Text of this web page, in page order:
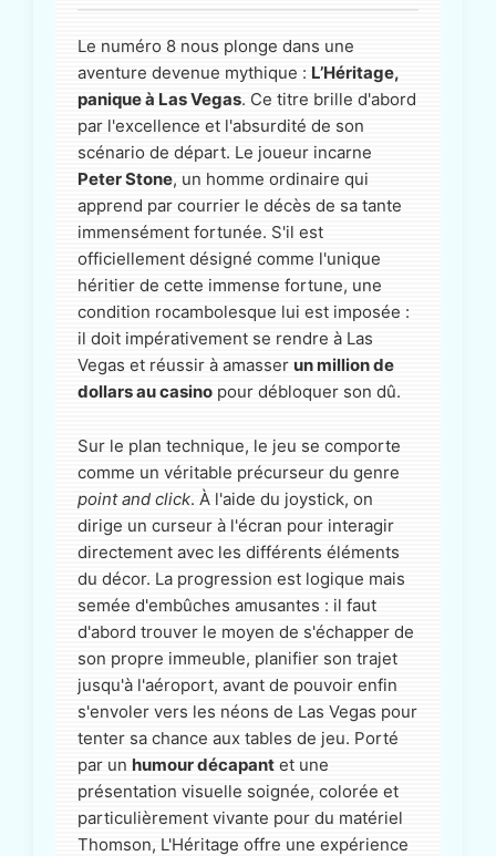
Le numéro 8 nous plonge dans une
aventure devenue mythique : L’Héritage,
panique à Las Vegas. Ce titre brille d'abord
par l'excellence et l'absurdité de son
scénario de départ. Le joueur incarne
Peter Stone, un homme ordinaire qui
apprend par courrier le décès de sa tante
immensément fortunée. S'il est
officiellement désigné comme l'unique
héritier de cette immense fortune, une
condition rocambolesque lui est imposée :
il doit impérativement se rendre à Las
Vegas et réussir à amasser un million de
dollars au casino pour débloquer son dû.
Sur le plan technique, le jeu se comporte
comme un véritable précurseur du genre
point and click. À l'aide du joystick, on
dirige un curseur à l'écran pour interagir
directement avec les différents éléments
du décor. La progression est logique mais
semée d'embûches amusantes : il faut
d'abord trouver le moyen de s'échapper de
son propre immeuble, planifier son trajet
jusqu'à l'aéroport, avant de pouvoir enfin
s'envoler vers les néons de Las Vegas pour
tenter sa chance aux tables de jeu. Porté
par un humour décapant et une
présentation visuelle soignée, colorée et
particulièrement vivante pour du matériel
Thomson, L'Héritage offre une expérience